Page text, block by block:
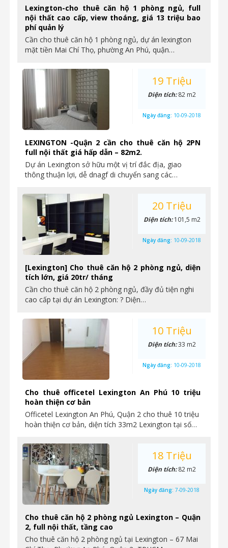
Lexington-cho thuê căn hộ 1 phòng ngủ, full
nội thất cao cấp, view thoáng, giá 13 triệu bao
phí quản lý
Cần cho thuê căn hộ 1 phòng ngủ, dự án lexington
mặt tiền Mai Chí Thọ, phường An Phú, quận…
LEXINGTON -Quận 2 cần cho thuê căn hộ 2PN
full nội thất giá hấp dẫn – 82m2.
Dự án Lexington sở hữu một vị trí đắc địa, giao
thông thuận lợi, dễ dnagf di chuyển sang các…
19 Triệu
Diện tích:82 m2
Ngày đăng: 10-09-2018
[Lexington] Cho thuê căn hộ 2 phòng ngủ, diện
tích lớn, giá 20tr/ tháng
Cần cho thuê căn hộ 2 phòng ngủ, đầy đủ tiện nghi
cao cấp tại dự án Lexington: ? Diện…
20 Triệu
Diện tích:101,5 m2
Ngày đăng: 10-09-2018
Cho thuê officetel Lexington An Phú 10 triệu
hoàn thiện cơ bản
Officetel Lexington An Phú, Quận 2 cho thuê 10 triệu
hoàn thiện cơ bản, diện tích 33m2 Lexington tại số…
10 Triệu
Diện tích:33 m2
Ngày đăng: 10-09-2018
Cho thuê căn hộ 2 phòng ngủ Lexington – Quận
2, full nội thất, tầng cao
Cho thuê căn hộ 2 phòng ngủ tại Lexington – 67 Mai
18 Triệu
Diện tích:82 m2
Ngày đăng: 7-09-2018